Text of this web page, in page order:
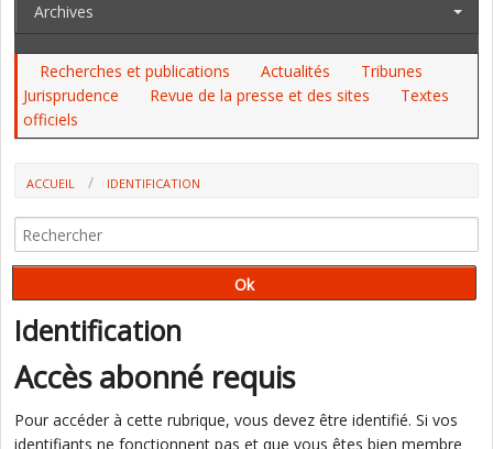
Archives
Recherches et publications Actualités
Tribunes
Jurisprudence
Revue de la presse et des sites
Textes
officiels
ACCUEIL IDENTIFICATION
Identification
Accès abonné requis
Pour accéder à cette rubrique, vous devez être identifié. Si vos
identifiants ne fonctionnent pas et que vous êtes bien membre